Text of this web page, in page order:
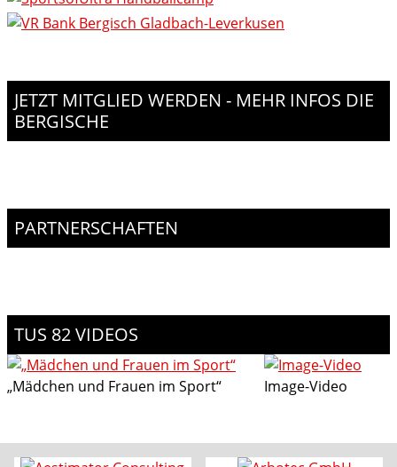
JETZT MITGLIED WERDEN - MEHR INFOS DIE
BERGISCHE
PARTNERSCHAFTEN
TUS 82 VIDEOS
„Mädchen und Frauen im Sport“ Image-Video